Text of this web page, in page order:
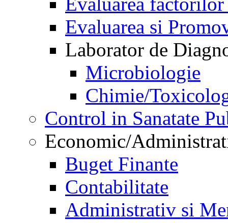
Evaluarea si
Laborator de
Microbiologie
Chimie/
Control in Sanatate
Economic/
Buget Finante
Contabilitate
Administrativ si